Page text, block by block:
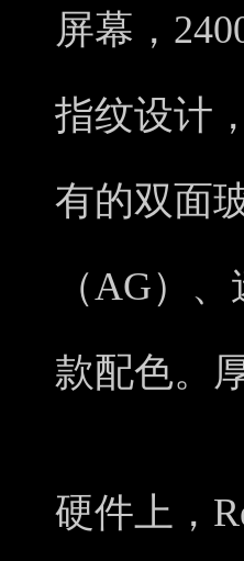
屏幕，
指纹设计
有的双面
（AG）
款配色。
硬件上，